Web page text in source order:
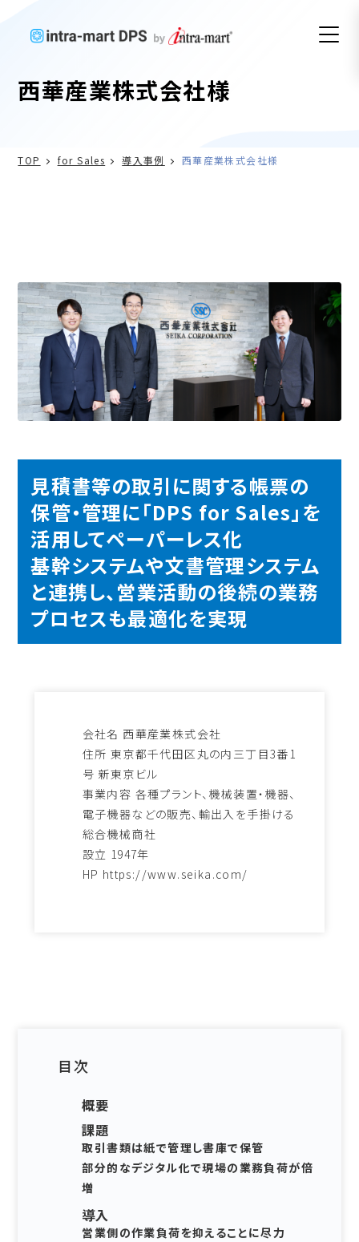
西華産業株式会社様
TOP for Sales 導入事例 西華産業株式会社様
見積書等の取引に関する帳票の
保管・管理に「DPS for Sales」を
活用してペーパーレス化
基幹システムや文書管理システム
と連携し、営業活動の後続の業務
プロセスも最適化を実現
会社名 西華産業株式会社
住所 東京都千代田区丸の内三丁目3番1
号 新東京ビル
事業内容 各種プラント、機械装置・機器、
電子機器などの販売、輸出入を手掛ける
総合機械商社
設立 1947年
HP https://www.seika.com/
目次
概要
課題
取引書類は紙で管理し書庫で保管
部分的なデジタル化で現場の業務負荷が倍
増
導入
営業側の作業負荷を抑えることに尽力